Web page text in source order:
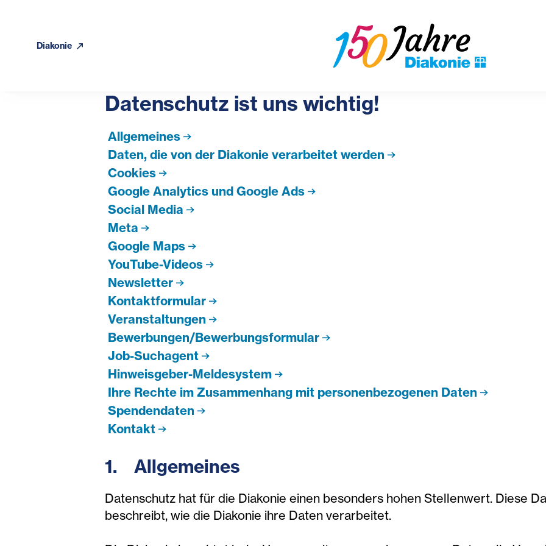
Diakonie
Datenschutz ist uns wichtig!
Allgemeines
Daten, die von der Diakonie verarbeitet werden
Cookies
Google Analytics und Google Ads
Social Media
Meta
Google Maps
YouTube-Videos
Newsletter
Kontaktformular
Veranstaltungen
Bewerbungen/Bewerbungsformular
Job-Suchagent
Hinweisgeber-Meldesystem
Ihre Rechte im Zusammenhang mit personenbezogenen Daten
Spendendaten
Kontakt
1. Allgemeines
Datenschutz hat für die Diakonie einen besonders hohen Stellenwert. Diese
beschreibt, wie die Diakonie ihre Daten verarbeitet.